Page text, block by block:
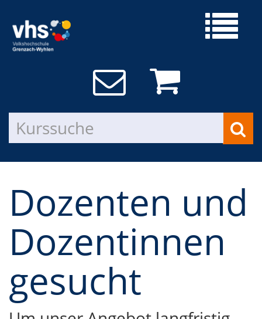
Dozenten und
Dozentinnen
gesucht